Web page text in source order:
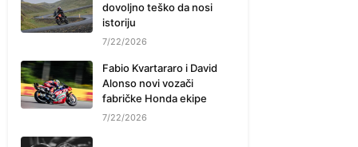
dovoljno teško da nosi
istoriju
7/22/2026
Fabio Kvartararo i David
Alonso novi vozači
fabričke Honda ekipe
7/22/2026